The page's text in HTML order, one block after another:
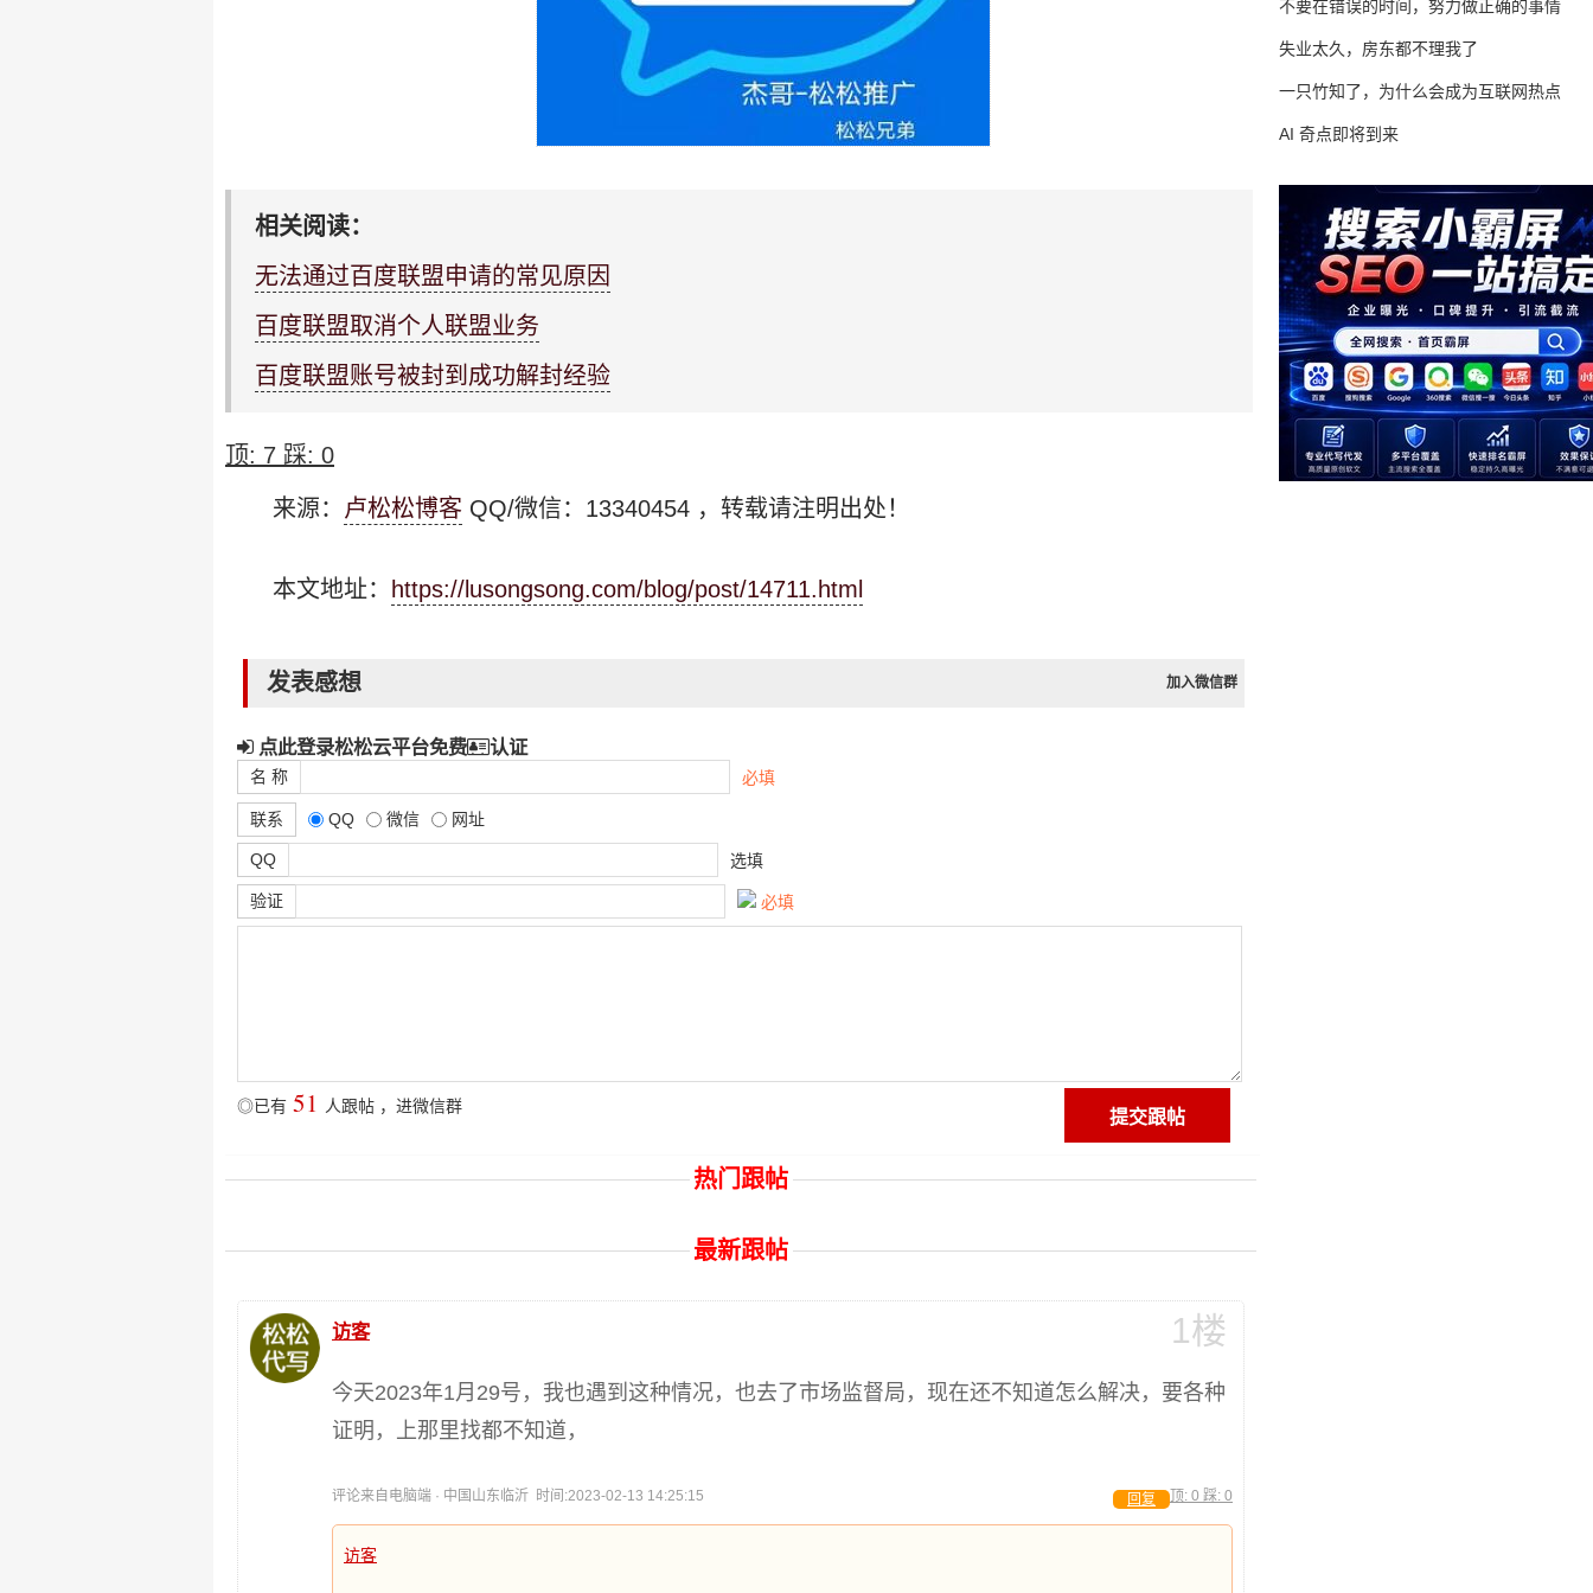
相关阅读：
无法通过百度联盟申请的常见原因
百度联盟取消个人联盟业务
百度联盟账号被封到成功解封经验
顶: 7 踩: 0
来源： 卢松松博客 QQ/微信：13340454 ，转载请注明出处！
本文地址： https://lusongsong.com/blog/post/14711.html
发表感想 加入微信群
点此登录松松云平台免费 认证
名 称 必填
联系 QQ 微信 网址
QQ 选填
验证 必填
◎已有 51 人跟帖 ， 进微信群
热门跟帖
最新跟帖
1楼
访客
今天2023年1月29号，我也遇到这种情况，也去了市场监督局，现在还不知道怎么解决，要各种
证明，上那里找都不知道，
评论来自电脑端 · 中国山东临沂 时间:2023-02-13 14:25:15 顶: 0 踩: 0
回复
访客
不要在错误的时间，努力做正确的事情
失业太久，房东都不理我了
一只竹知了，为什么会成为互联网热点
AI 奇点即将到来